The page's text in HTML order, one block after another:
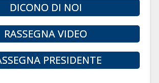
DICONO DI NOI
RASSEGNA VIDEO
PRESIDENTE